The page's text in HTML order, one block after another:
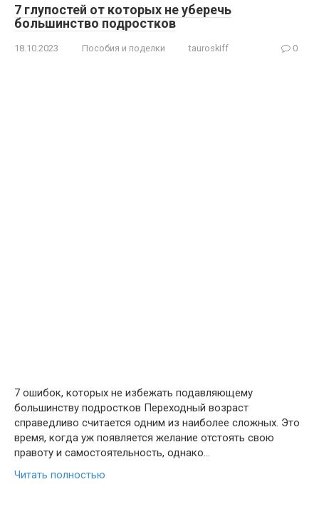
7 глупостей от которых не уберечь
большинство подростков
18.10.2023 Пособия и поделки tauroskiff 0
7 ошибок, которых не избежать подавляющему
большинству подростков Переходный возраст
справедливо считается одним из наиболее сложных. Это
время, когда уж появляется желание отстоять свою
правоту и самостоятельность, однако…
Читать полностью